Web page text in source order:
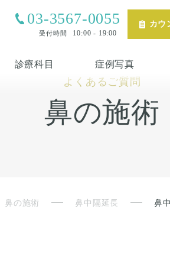
03-3567-0055
受付時間 10:00 - 19:00
カウ
診療科目 症例写真
よくあるご質問
鼻の施術
鼻の施術 鼻中隔延長 鼻